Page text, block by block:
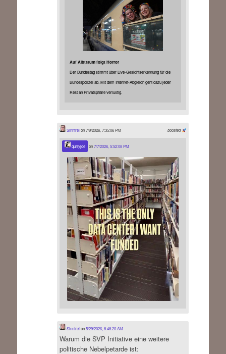
Auf Albtraum folgt Horror
Der Bundestag stimmt über Live-Gesichtserkennung für die
Bundespolizei ab. Mit dem Internet-Abgleich geht dazu jeder
Rest an Privatsphäre verlustig.
boosted
Sinnfreion 7/9/2026, 7:35:06 PM
qurlyjoe on7/7/2026, 5:52:08 PM
Sinnfreion5/29/2026, 8:48:20 AM
Warum die SVP Initiative eine weitere
politische Nebelpetarde ist: